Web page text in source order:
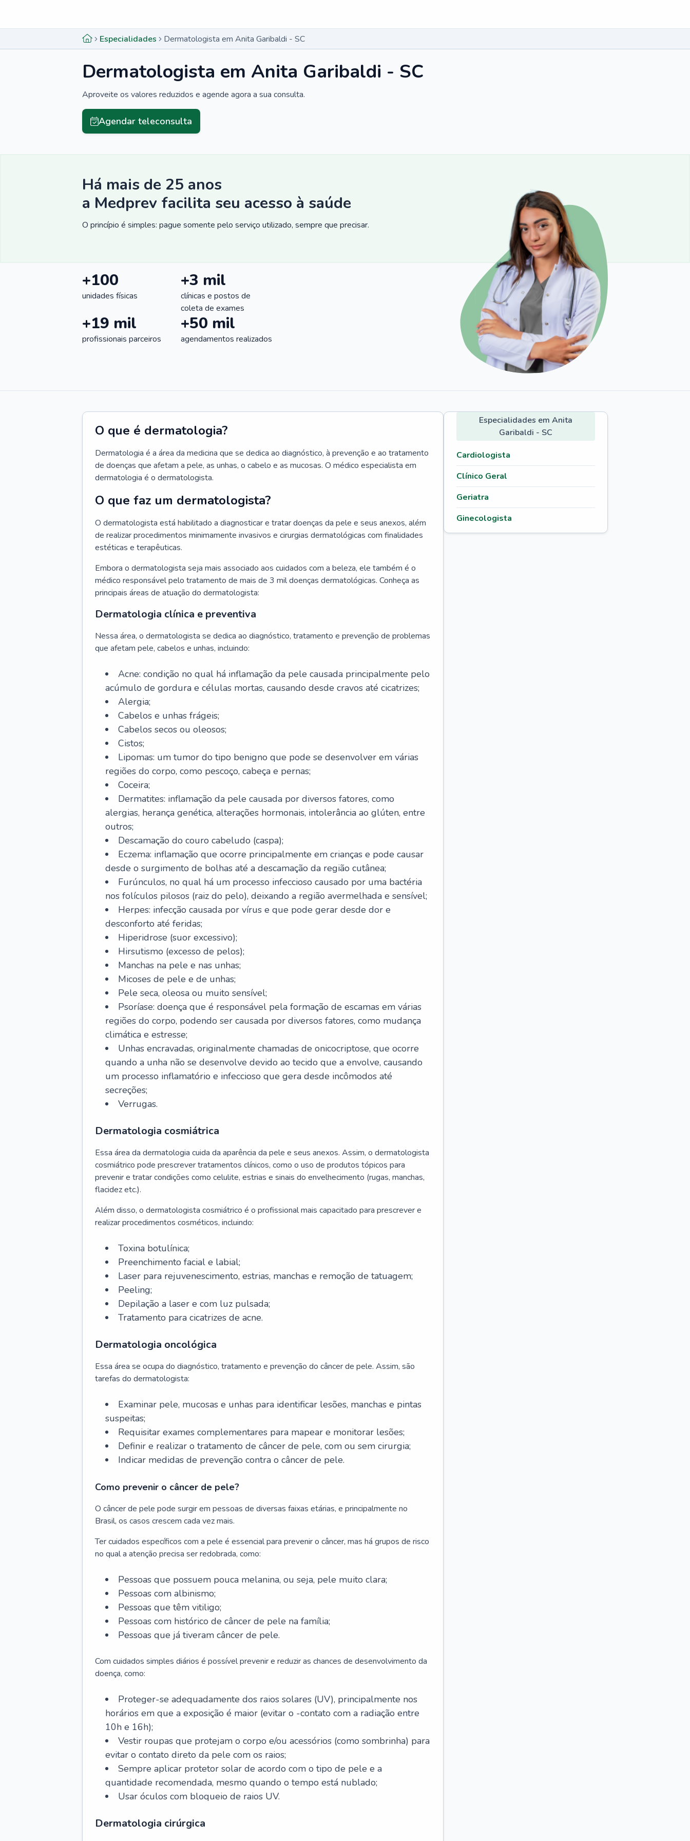
Especialidades Dermatologista em Anita Garibaldi - SC
Dermatologista em Anita Garibaldi - SC
Aproveite os valores reduzidos e agende agora a sua consulta.
Agendar teleconsulta
Há mais de 25 anos
a Medprev facilita seu acesso à saúde
O princípio é simples: pague somente pelo serviço utilizado, sempre que precisar.
+100
unidades físicas
+3 mil
clínicas e postos de
coleta de exames
+19 mil
profissionais parceiros
+50 mil
agendamentos realizados
O que é dermatologia?
Dermatologia é a área da medicina que se dedica ao diagnóstico, à prevenção e ao tratamento
de doenças que afetam a pele, as unhas, o cabelo e as mucosas. O médico especialista em
dermatologia é o dermatologista.
O que faz um dermatologista?
O dermatologista está habilitado a diagnosticar e tratar doenças da pele e seus anexos, além
de realizar procedimentos minimamente invasivos e cirurgias dermatológicas com finalidades
estéticas e terapêuticas.
Embora o dermatologista seja mais associado aos cuidados com a beleza, ele também é o
médico responsável pelo tratamento de mais de 3 mil doenças dermatológicas. Conheça as
principais áreas de atuação do dermatologista:
Dermatologia clínica e preventiva
Nessa área, o dermatologista se dedica ao diagnóstico, tratamento e prevenção de problemas
que afetam pele, cabelos e unhas, incluindo:
Acne: condição no qual há inflamação da pele causada principalmente pelo
acúmulo de gordura e células mortas, causando desde cravos até cicatrizes;
Alergia;
Cabelos e unhas frágeis;
Cabelos secos ou oleosos;
Cistos;
Lipomas: um tumor do tipo benigno que pode se desenvolver em várias
regiões do corpo, como pescoço, cabeça e pernas;
Coceira;
Dermatites: inflamação da pele causada por diversos fatores, como
alergias, herança genética, alterações hormonais, intolerância ao glúten, entre
outros;
Descamação do couro cabeludo (caspa);
Eczema: inflamação que ocorre principalmente em crianças e pode causar
desde o surgimento de bolhas até a descamação da região cutânea;
Furúnculos, no qual há um processo infeccioso causado por uma bactéria
nos folículos pilosos (raiz do pelo), deixando a região avermelhada e sensível;
Herpes: infecção causada por vírus e que pode gerar desde dor e
desconforto até feridas;
Hiperidrose (suor excessivo);
Hirsutismo (excesso de pelos);
Manchas na pele e nas unhas;
Micoses de pele e de unhas;
Pele seca, oleosa ou muito sensível;
Psoríase: doença que é responsável pela formação de escamas em várias
regiões do corpo, podendo ser causada por diversos fatores, como mudança
climática e estresse;
Unhas encravadas, originalmente chamadas de onicocriptose, que ocorre
quando a unha não se desenvolve devido ao tecido que a envolve, causando
um processo inflamatório e infeccioso que gera desde incômodos até
secreções;
Verrugas.
Dermatologia cosmiátrica
Essa área da dermatologia cuida da aparência da pele e seus anexos. Assim, o dermatologista
cosmiátrico pode prescrever tratamentos clínicos, como o uso de produtos tópicos para
prevenir e tratar condições como celulite, estrias e sinais do envelhecimento (rugas, manchas,
flacidez etc.).
Além disso, o dermatologista cosmiátrico é o profissional mais capacitado para prescrever e
realizar procedimentos cosméticos, incluindo:
Toxina botulínica;
Preenchimento facial e labial;
Laser para rejuvenescimento, estrias, manchas e remoção de tatuagem;
Peeling;
Depilação a laser e com luz pulsada;
Tratamento para cicatrizes de acne.
Dermatologia oncológica
Essa área se ocupa do diagnóstico, tratamento e prevenção do câncer de pele. Assim, são
tarefas do dermatologista:
Examinar pele, mucosas e unhas para identificar lesões, manchas e pintas
suspeitas;
Requisitar exames complementares para mapear e monitorar lesões;
Definir e realizar o tratamento de câncer de pele, com ou sem cirurgia;
Indicar medidas de prevenção contra o câncer de pele.
Como prevenir o câncer de pele?
O câncer de pele pode surgir em pessoas de diversas faixas etárias, e principalmente no
Brasil, os casos crescem cada vez mais.
Ter cuidados específicos com a pele é essencial para prevenir o câncer, mas há grupos de risco
no qual a atenção precisa ser redobrada, como:
Pessoas que possuem pouca melanina, ou seja, pele muito clara;
Pessoas com albinismo;
Pessoas que têm vitiligo;
Pessoas com histórico de câncer de pele na família;
Pessoas que já tiveram câncer de pele.
Com cuidados simples diários é possível prevenir e reduzir as chances de desenvolvimento da
doença, como:
Proteger-se adequadamente dos raios solares (UV), principalmente nos
horários em que a exposição é maior (evitar o -contato com a radiação entre
10h e 16h);
Vestir roupas que protejam o corpo e/ou acessórios (como sombrinha) para
evitar o contato direto da pele com os raios;
Sempre aplicar protetor solar de acordo com o tipo de pele e a
quantidade recomendada, mesmo quando o tempo está nublado;
Usar óculos com bloqueio de raios UV.
Dermatologia cirúrgica
Especialidades em Anita
Garibaldi - SC
Cardiologista
Clínico Geral
Geriatra
Ginecologista